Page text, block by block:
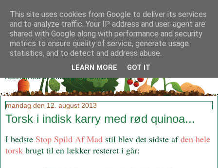
Klidmoster.dk
Kærlighed til økologi og SMØR!
mandag den 12. august 2013
Torsk i indisk karry med rød quinoa...
I bedste Stop Spild Af Mad stil blev det sidste afden hele
torsk brugt til en lækker resteret i går:
This site uses cookies from Google to deliver its services
and to analyze traffic. Your IP address and user-agent are
shared with Google along with performance and security
metrics to ensure quality of service, generate usage
statistics, and to detect and address abuse.
LEARN MORE GOT IT